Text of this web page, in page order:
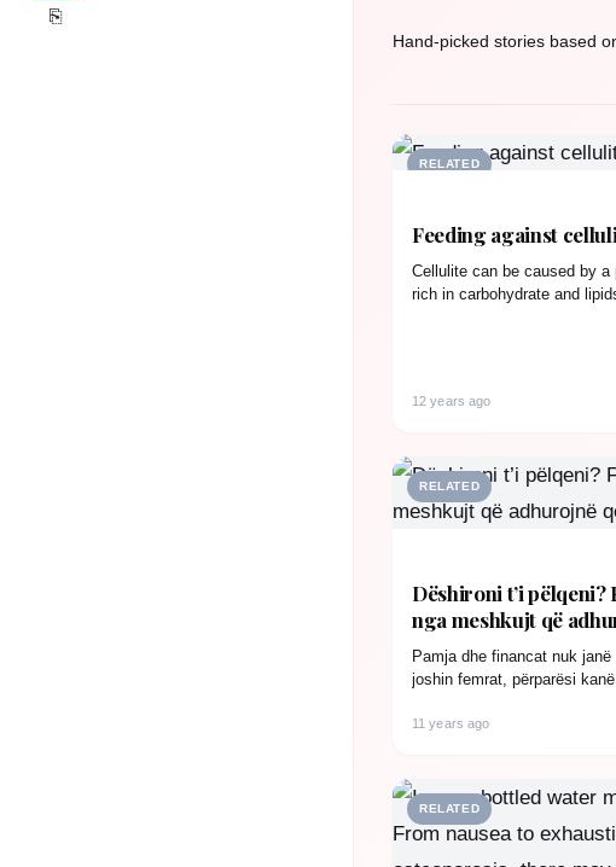
⎘
Hand-picked stories based
RELATED
Feeding against
Cellulite can be caused by a
rich in carbohydrate and
12 years ago
RELATED
Dëshironi t’i pëlqeni?
nga meshkujt që
Pamja dhe financat nuk
joshin femrat, përparësi
11 years ago
RELATED